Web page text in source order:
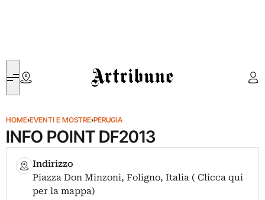
Artribune
HOME›EVENTI E MOSTRE›PERUGIA
INFO POINT DF2013
Indirizzo
Piazza Don Minzoni, Foligno, Italia ( Clicca qui
per la mappa)